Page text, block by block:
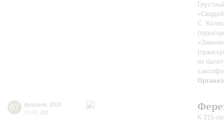
С.
из
07 февраля 2026
19:00 Сб
К 215-